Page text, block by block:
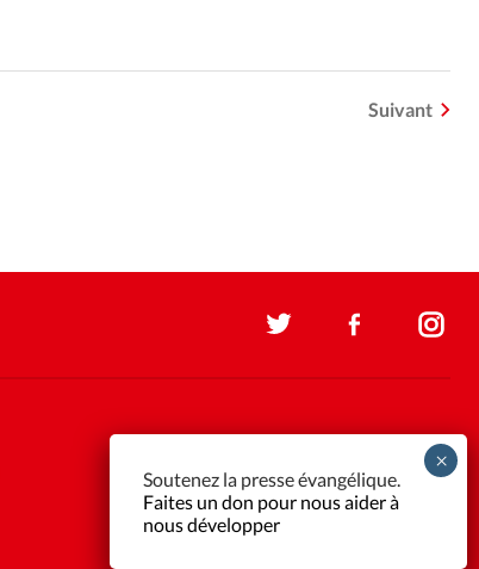
Suivant
Soutenez la presse évangélique.
Faites un don pour nous aider à
nous développer